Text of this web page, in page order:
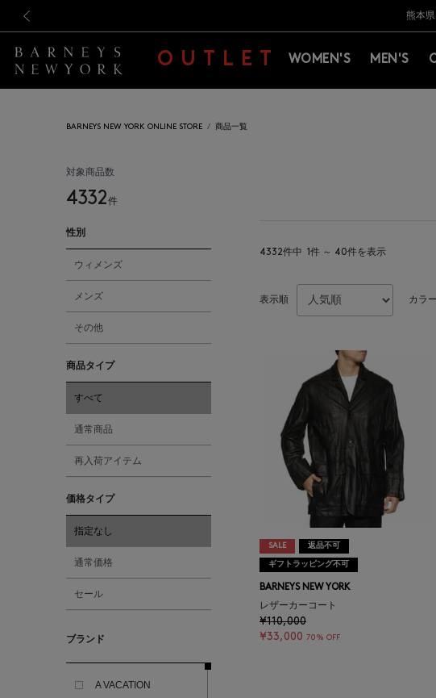
新規登録のお客様も対象！＜MY BARNEYS
【夏季休
熊本
新規登録のお客様も対象！＜MY BARNEYS
【夏季休
OUTLET WOMEN'S MEN'S
BARNEYS NEW YORK ONLINE STORE 商品一覧
対象商品数
4332件
性別
ウィメンズ
メンズ
その他
商品タイプ
すべて
通常商品
再入荷アイテム
価格タイプ
指定なし
通常価格
セール
ブランド
A VACATION
4332件中 1件 ～ 40件を表示
表示順 カラー
SALE 返品不可
ギフトラッピング不可
BARNEYS NEW YORK
レザーカーコート
¥110,000
¥33,000 70% OFF